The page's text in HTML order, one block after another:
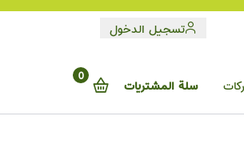
تسجيل الدخول
سلة المشتريات 0